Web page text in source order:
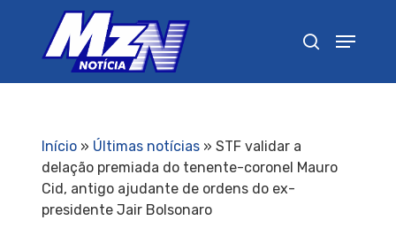
Início» Últimas notícias» STF validar a
delação premiada do tenente-coronel Mauro
Cid, antigo ajudante de ordens do ex-
presidente Jair Bolsonaro